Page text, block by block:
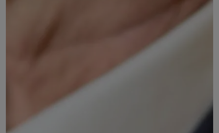
l'Association régionale Auvergne-Rhône-Alpes des
industries agro-alimentaires (ARIA)
COMMISSIONS :
Commission 4 : Territoires, transport, infrastructure
et numérique